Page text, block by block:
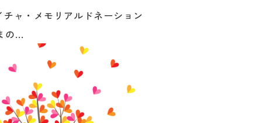
ャ・メモリアルドネーション
の...